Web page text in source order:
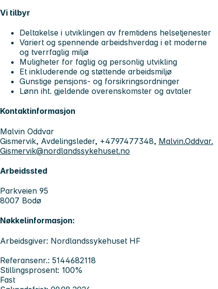
Vi tilbyr
Deltakelse i utviklingen av fremtidens helsetjenester
Variert og spennende arbeidshverdag i et moderne
og tverrfaglig miljø
Muligheter for faglig og personlig utvikling
Et inkluderende og støttende arbeidsmiljø
Gunstige pensjons- og forsikringsordninger
Lønn iht. gjeldende overenskomster og avtaler
Kontaktinformasjon
Malvin Oddvar
Gismervik, Avdelingsleder, +4797477348, Malvin.Oddvar.
Gismervik@nordlandssykehuset.no
Arbeidssted
Parkveien 95
8007 Bodø
Nøkkelinformasjon:
Arbeidsgiver: Nordlandssykehuset HF
Referansenr.: 5144682118
Stillingsprosent: 100%
Fast